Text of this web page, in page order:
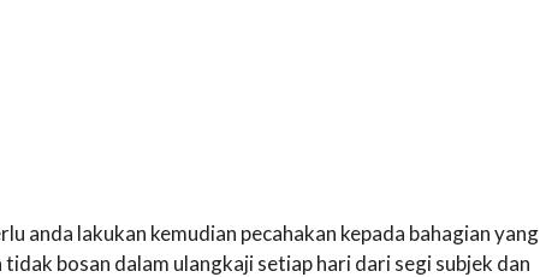
anda lakukan kemudian pecahakan kepada bahagian yang
bosan dalam ulangkaji setiap hari dari segi subjek dan